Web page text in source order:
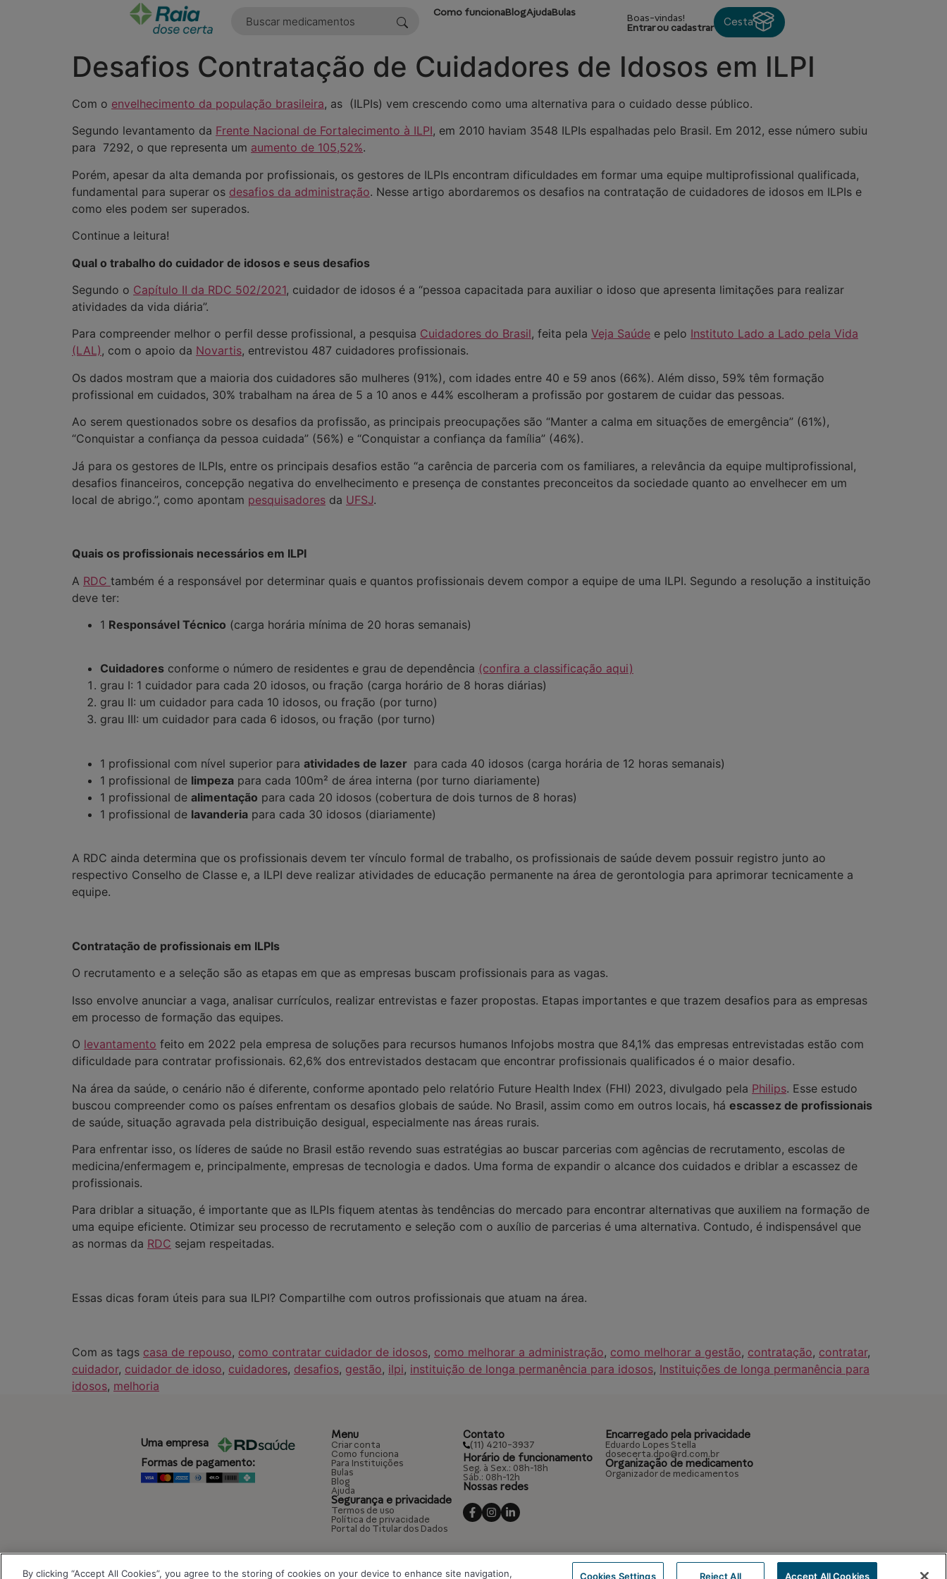
Como funcionaBlogAjudaBulas
Boas-vindas!
Entrar ou cadastrar
Cesta
Desafios Contratação de Cuidadores de Idosos em ILPI
Com o envelhecimento da população brasileira, as (ILPIs) vem crescendo como uma alternativa para o cuidado desse público.
Segundo levantamento da Frente Nacional de Fortalecimento à ILPI, em 2010 haviam 3548 ILPIs espalhadas pelo Brasil. Em 2012, esse número subiu
para 7292, o que representa um aumento de 105,52%.
Porém, apesar da alta demanda por profissionais, os gestores de ILPIs encontram dificuldades em formar uma equipe multiprofissional qualificada,
fundamental para superar os desafios da administração. Nesse artigo abordaremos os desafios na contratação de cuidadores de idosos em ILPIs e
como eles podem ser superados.
Continue a leitura!
Qual o trabalho do cuidador de idosos e seus desafios
Segundo o Capítulo II da RDC 502/2021, cuidador de idosos é a “pessoa capacitada para auxiliar o idoso que apresenta limitações para realizar
atividades da vida diária”.
Para compreender melhor o perfil desse profissional, a pesquisa Cuidadores do Brasil, feita pela Veja Saúde e pelo Instituto Lado a Lado pela Vida
(LAL), com o apoio da Novartis, entrevistou 487 cuidadores profissionais.
Os dados mostram que a maioria dos cuidadores são mulheres (91%), com idades entre 40 e 59 anos (66%). Além disso, 59% têm formação
profissional em cuidados, 30% trabalham na área de 5 a 10 anos e 44% escolheram a profissão por gostarem de cuidar das pessoas.
Ao serem questionados sobre os desafios da profissão, as principais preocupações são “Manter a calma em situações de emergência” (61%),
“Conquistar a confiança da pessoa cuidada” (56%) e “Conquistar a confiança da família” (46%).
Já para os gestores de ILPIs, entre os principais desafios estão “a carência de parceria com os familiares, a relevância da equipe multiprofissional,
desafios financeiros, concepção negativa do envelhecimento e presença de constantes preconceitos da sociedade quanto ao envelhecer em um
local de abrigo.”, como apontam pesquisadores da UFSJ.
Quais os profissionais necessários em ILPI
A RDC também é a responsável por determinar quais e quantos profissionais devem compor a equipe de uma ILPI. Segundo a resolução a instituição
deve ter:
1 Responsável Técnico (carga horária mínima de 20 horas semanais)
Cuidadores conforme o número de residentes e grau de dependência (confira a classificação aqui)
grau I: 1 cuidador para cada 20 idosos, ou fração (carga horário de 8 horas diárias)
grau II: um cuidador para cada 10 idosos, ou fração (por turno)
grau III: um cuidador para cada 6 idosos, ou fração (por turno)
1 profissional com nível superior para atividades de lazer para cada 40 idosos (carga horária de 12 horas semanais)
1 profissional de limpeza para cada 100m² de área interna (por turno diariamente)
1 profissional de alimentação para cada 20 idosos (cobertura de dois turnos de 8 horas)
1 profissional de lavanderia para cada 30 idosos (diariamente)
A RDC ainda determina que os profissionais devem ter vínculo formal de trabalho, os profissionais de saúde devem possuir registro junto ao
respectivo Conselho de Classe e, a ILPI deve realizar atividades de educação permanente na área de gerontologia para aprimorar tecnicamente a
equipe.
Contratação de profissionais em ILPIs
O recrutamento e a seleção são as etapas em que as empresas buscam profissionais para as vagas.
Isso envolve anunciar a vaga, analisar currículos, realizar entrevistas e fazer propostas. Etapas importantes e que trazem desafios para as empresas
em processo de formação das equipes.
O levantamento feito em 2022 pela empresa de soluções para recursos humanos Infojobs mostra que 84,1% das empresas entrevistadas estão com
dificuldade para contratar profissionais. 62,6% dos entrevistados destacam que encontrar profissionais qualificados é o maior desafio.
Na área da saúde, o cenário não é diferente, conforme apontado pelo relatório Future Health Index (FHI) 2023, divulgado pela Philips. Esse estudo
buscou compreender como os países enfrentam os desafios globais de saúde. No Brasil, assim como em outros locais, há escassez de profissionais
de saúde, situação agravada pela distribuição desigual, especialmente nas áreas rurais.
Para enfrentar isso, os líderes de saúde no Brasil estão revendo suas estratégias ao buscar parcerias com agências de recrutamento, escolas de
medicina/enfermagem e, principalmente, empresas de tecnologia e dados. Uma forma de expandir o alcance dos cuidados e driblar a escassez de
profissionais.
Para driblar a situação, é importante que as ILPIs fiquem atentas às tendências do mercado para encontrar alternativas que auxiliem na formação de
uma equipe eficiente. Otimizar seu processo de recrutamento e seleção com o auxílio de parcerias é uma alternativa. Contudo, é indispensável que
as normas da RDC sejam respeitadas.
Essas dicas foram úteis para sua ILPI? Compartilhe com outros profissionais que atuam na área.
Com as tags casa de repouso, como contratar cuidador de idosos, como melhorar a administração, como melhorar a gestão, contratação, contratar,
cuidador, cuidador de idoso, cuidadores, desafios, gestão, ilpi, instituição de longa permanência para idosos, Instituições de longa permanência para
idosos, melhoria
Uma empresa
Formas de pagamento:
Menu
Criar conta
Como funciona
Para Instituições
Bulas
Blog
Ajuda
Segurança e privacidade
Termos de uso
Política de privacidade
Portal do Titular dos Dados
Contato
(11) 4210-3937
Horário de funcionamento
Seg. à Sex.: 08h-18h
Sáb.: 08h-12h
Nossas redes
Encarregado pela privacidade
Eduardo Lopes Stella
dosecerta.dpo@rd.com.br
Organização de medicamento
Organizador de medicamentos
By clicking “Accept All Cookies”, you agree to the storing of cookies on your device to enhance site navigation, Cookies Settings Reject All Accept All Cookies